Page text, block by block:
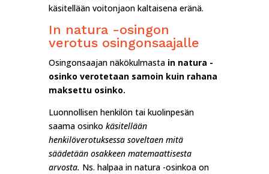
käsitellään voitonjaon kaltaisena eränä.
In natura -osingon
verotus osingonsaajalle
Osingonsaajan näkökulmasta in natura -
osinko verotetaan samoin kuin rahana
maksettu osinko.
Luonnollisen henkilön tai kuolinpesän
saama osinko käsitellään
henkilöverotuksessa soveltaen mitä
säädetään osakkeen matemaattisesta
arvosta. Ns. halpaa in natura -osinkoa on